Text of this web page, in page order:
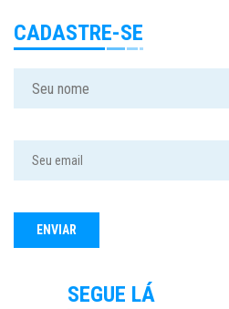
CADASTRE-SE
SEGUE LÁ